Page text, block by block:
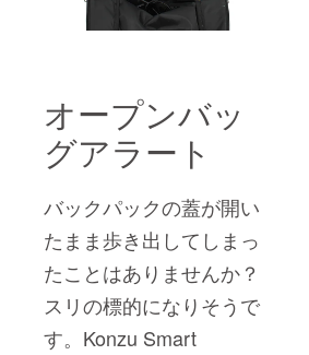
オープンバッ
グアラート
バックパックの蓋が開い
たまま歩き出してしまっ
たことはありませんか？
スリの標的になりそうで
す。Konzu Smart